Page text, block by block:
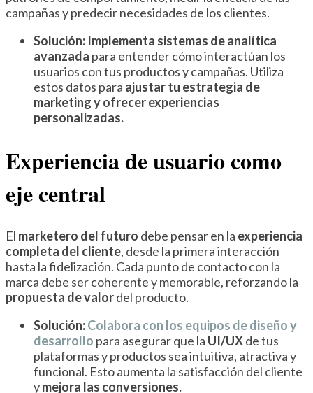
campañas y predecir necesidades de los clientes.
Solución: Implementa sistemas de analítica
avanzada para entender cómo interactúan los
usuarios con tus productos y campañas. Utiliza
estos datos para ajustar tu estrategia de
marketing y ofrecer experiencias
personalizadas.
Experiencia de usuario como
eje central
El marketero del futuro debe pensar en la experiencia
completa del cliente, desde la primera interacción
hasta la fidelización. Cada punto de contacto con la
marca debe ser coherente y memorable, reforzando la
propuesta de valordel producto.
Solución:Colabora con los equipos de diseño y
desarrollo para asegurar que la UI/UXde tus
plataformas y productos sea intuitiva, atractiva y
funcional. Esto aumenta la satisfacción del cliente
ymejora las conversiones.